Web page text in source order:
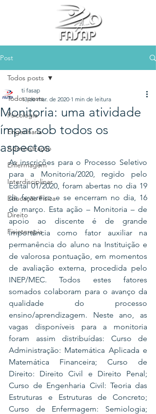
Post
Todos posts
Psicologia
Engenharia
Administração
Enfermagem
Interdisciplinar
Educação Física
Direito
Fisioterapia
Todos posts
Monitoria: uma atividade
ímpar sob todos os
aspectos
ti fasap
13 de mar. de 2020 1 min de leitura
As inscrições para o Processo Seletivo
para a Monitoria/2020, regido pelo
Edital 01/2020, foram abertas no dia 19
de fevereiro e se encerram no dia, 16
de março. Esta ação – Monitoria – de
apoio ao discente é de grande
importância como fator auxiliar na
permanência do aluno na Instituição e
de valorosa pontuação, em momentos
de avaliação externa, procedida pelo
INEP/MEC. Todos estes fatores
somados colaboram para o avanço da
qualidade do processo
ensino/aprendizagem. Neste ano, as
vagas disponíveis para a monitoria
foram assim distribuídas: Curso de
Administração: Matemática Aplicada e
Matemática Financeira; Curso de
Direito: Direito Civil e Direito Penal;
Curso de Engenharia Civil: Teoria das
Estruturas e Estruturas de Concreto;
Curso de Enfermagem: Semiologia;